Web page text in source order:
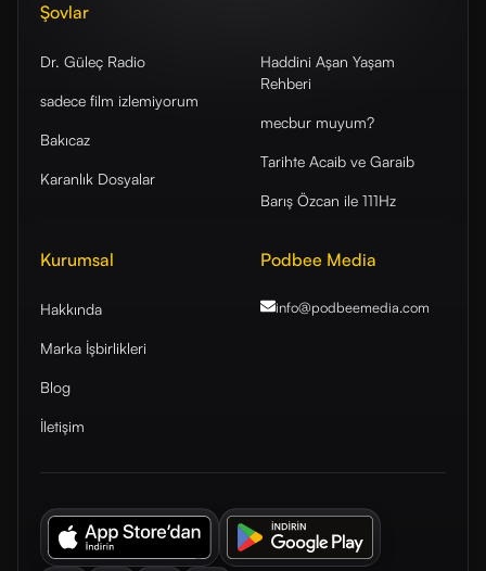
Şovlar
Dr. Güleç Radio
sadece film izlemiyorum
Bakıcaz
Karanlık Dosyalar
Haddini Aşan Yaşam
Rehberi
mecbur muyum?
Tarihte Acaib ve Garaib
Barış Özcan ile 111Hz
Kurumsal
Hakkında
Marka İşbirlikleri
Blog
İletişim
Podbee Media
info@podbeemedia.com